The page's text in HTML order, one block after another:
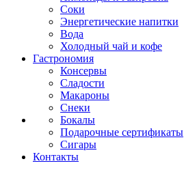
Соки
Энергетические напитки
Вода
Холодный чай и кофе
Гастрономия
Консервы
Сладости
Макароны
Снеки
Бокалы
Подарочные сертификаты
Сигары
Контакты